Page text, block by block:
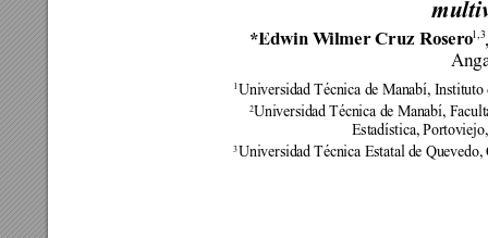
*Edwin Wilmer Cruz Rosero1,3
1 Universidad Técnica de Manabí, Instituto
2Universidad Técnica de Manabí,
Estadística,
3Universidad Técnica Estatal de Quevedo,